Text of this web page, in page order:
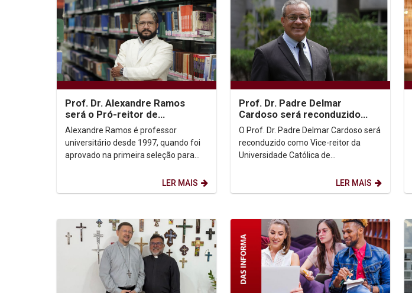
Prof. Dr. Alexandre Ramos
será o Pró-reitor de
Graduação
Alexandre Ramos é professor
universitário desde 1997, quando foi
aprovado na primeira seleção para
LER MAIS
Prof. Dr. Padre Delmar
Cardoso será reconduzido
como Vice-reitor
O Prof. Dr. Padre Delmar Cardoso será
reconduzido como Vice-reitor da
Universidade Católica de
novo Reitor, Prof. Dr. Padre...LER MAIS